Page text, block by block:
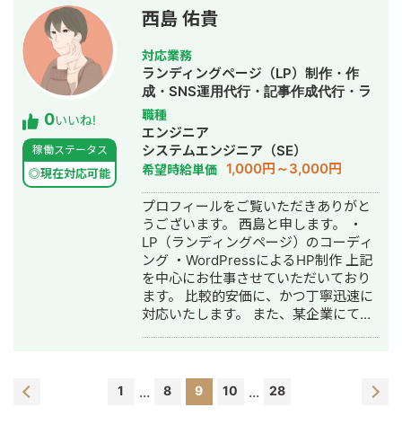
の動画、もっと良くならない？」 「タ
クシー広告やプロモーション映像も検
討したい」 そんな言語化できていない
段階の「些細な悩み」を、プロの視点
で紐解くのが私の得意領域です。映像
制作・分析・運用まで一気通貫で対応
できるからこそ、どんな角度のご相談
にも「その場」で回答いたします。 🎥
映像歴8年。理論と実績に裏打ちされた
プロの視点 高校時代から映像制作を開
始し、芸術系大学にて映像の歴史から
高度な応用技術まで4年間徹底的に学び
ました。単に「動画を作る」だけでは
なく、「なぜその映像が必要なの
か？」という本質を追求し続けていま
す。 大学在学中からプロとしてキャリ
アをスタートし、現在は【企画・撮
影・編集・分析】までをワンストップ
で統括。累計5,000本以上の制作に携わ
１】運用リプレイスによる劇的な数値
改善 他社から弊社へ運用を引き継いだ
0いいね!
稼働ステータス
◎現在対応可能
西島 佑貴
対応業務
ランディングページ（LP）制作・作
成・SNS運用代行・記事作成代行・ラ
イティング・事務代行・ホームページ
制作・作成・動画制作・動画編集
職種
エンジニア
システムエンジニア（SE）
希望時給単価 1,000円～3,000円
プロフィールをご覧いただきありがと
うございます。 西島と申します。 ・
LP（ランディングページ）のコーディ
ング ・WordPressによるHP制作 上記
を中心にお仕事させていただいており
ます。 比較的安価に、かつ丁寧迅速に
対応いたします。 また、某企業にて
ください。
1 ... 8 9 10 ... 28